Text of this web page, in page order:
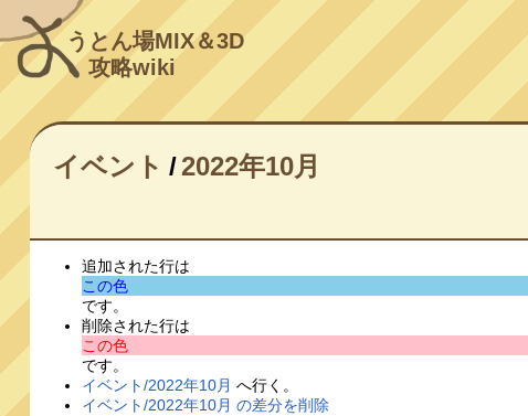
うとん場MIX＆3D
攻略wiki
イベント /2022年10月
追加された行は
この色
です。
削除された行は
この色
です。
イベント/2022年10月 へ行く。
イベント/2022年10月 の差分を削除